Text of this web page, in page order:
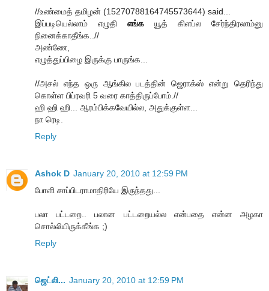
//உண்மைத் தமிழன் (15270788164745573644) said...
இப்படியெல்லாம் எழுதி எங்க யூத் கிளப்ல சேர்ந்திரலாம்னு
நினைக்காதீங்க..//
அண்ணே,
எழுத்துப்பிழை இருக்கு பாருங்க...
//அசல் எந்த ஒரு ஆங்கில படத்தின் ஜெராக்ஸ் என்று தெரிந்து
கொள்ள பிப்ரவரி 5 வரை காத்திருப்போம்.//
ஹி ஹி ஹி... ஆரம்பிக்கவேயில்ல, அதுக்குள்ள...
நா ரெடி.
Reply
Ashok D January 20, 2010 at 12:59 PM
போளி சாப்பிடராமாதிரியே இருந்தது...
பலா பட்டறை.. பலான பட்டறையல்ல என்பதை என்ன அழகா
சொல்லியிருக்கீங்க ;)
Reply
ஜெட்லி... January 20, 2010 at 12:59 PM